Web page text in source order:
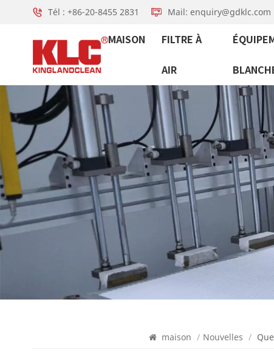
Tél : +86-20-8455 2831 Mail: enquiry@gdklc.com
MAISON FILTRE À
AIR
maison / Nouvelles /